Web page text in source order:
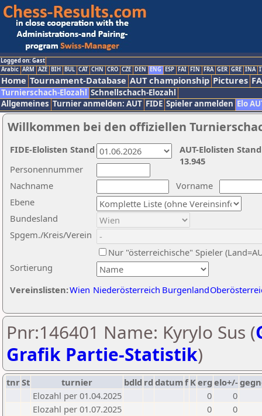
Logged on: Gast
Arabic ARM AZE BIH BUL CAT CHN CRO CZE DEN ENG ESP FAI FIN FRA GER GRE INA
Home Tournament-Database AUT championship Pictures
Turnierschach-Elozahl Schnellschach-Elozahl
Allgemeines Turnier anmelden: AUT FIDE Spieler anmelden Elo
Willkommen bei den offiziellen
Nachname
Vorname
Ebene
Sortierung
Personennummer
Bundesland
Spgem./Kreis/Verein
Nur "österreichische" Spieler
Vereinslisten:Wien Niederösterreich Burgenland
AUT-Elolisten
13.945
FIDE-Elolisten Stand
Pnr:146401 Name: Kyrylo Sus (
Grafik Partie-Statistik)
tnrSt turnier bdld rd datumf Kerg elo+/-
Elozahl per 01.04.2025
0
0
Elozahl per 01.07.2025
0
0